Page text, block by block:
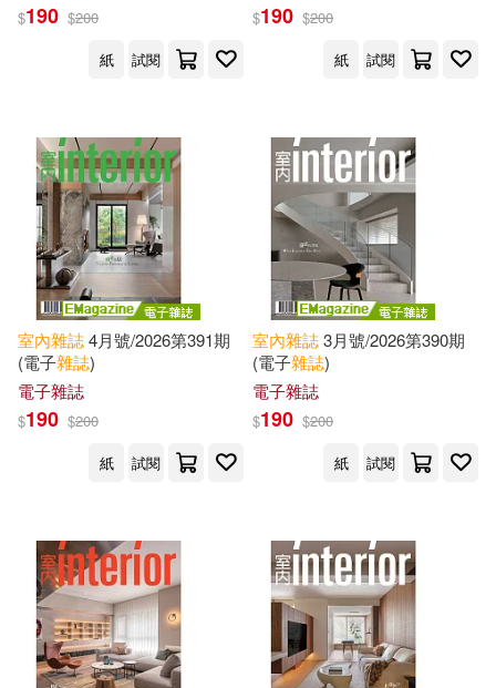
Raz(2)
漂亮家居編輯部(2) Alan(1)
Anika(1)
Austen(1)
Caroline/ Sykes(1)
Christopher Simon (ILT)(1)
Elizabeth(1)
Estelle/ Seebohm(1)
卓越創意文化(62)
亞洲專業出版社(18)
圓祥大眾傳播(6) 美兆(6)
Diapason(2)
中國三峽出版社(2)
台灣凌速姊妹(2)
昇陽(2) 美兆出版社(2)
AVI(1)
配送方式 (可複選)
可超商取貨(159)
可海外宅配(159)
可港澳店取(157)
可新加坡店取(158)
可菲律賓店取(158)
一個月內上市新品(3)
本週上市新品(2)
$190 $200
紙
試閱
$190 $200
紙
試閱
室內雜誌4月號/2026第391期
(電子雜誌)
電子雜誌
$190 $200
紙
試閱
室內雜誌3月號/2026第390期
(電子雜誌)
電子雜誌
$190 $200
紙
試閱